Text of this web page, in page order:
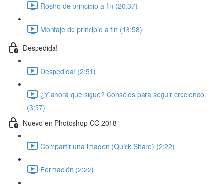
Rostro de principio a fin (20:37)
Montaje de principio a fin (18:58)
Despedida!
Despedida! (2:51)
¿Y ahora que sigue? Consejos para seguir creciendo.
(3:57)
Nuevo en Photoshop CC 2018
Compartir una imagen (Quick Share) (2:22)
Formación (2:22)